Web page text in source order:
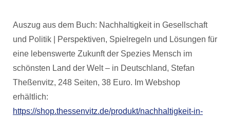
Auszug aus dem Buch: Nachhaltigkeit in Gesellschaft
und Politik | Perspektiven, Spielregeln und Lösungen für
eine lebenswerte Zukunft der Spezies Mensch im
schönsten Land der Welt – in Deutschland, Stefan
Theßenvitz, 248 Seiten, 38 Euro. Im Webshop
erhältlich:
https://shop.thessenvitz.de/produkt/nachhaltigkeit-in-